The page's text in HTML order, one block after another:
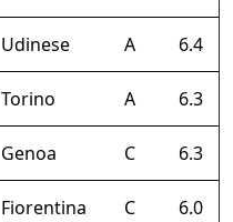
Udinese A 6.4
Torino A 6.3
Genoa C 6.3
Fiorentina C 6.0